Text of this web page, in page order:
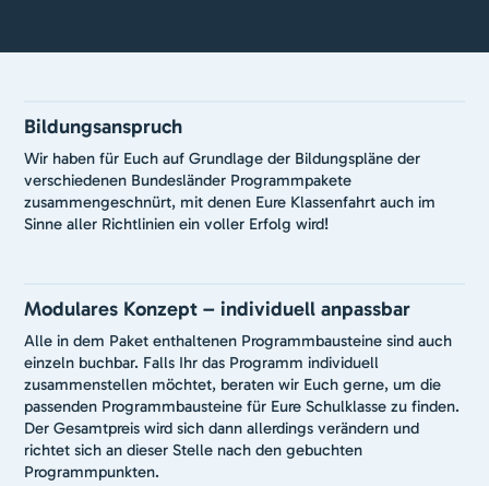
Bildungsanspruch
Wir haben für Euch auf Grundlage der Bildungspläne der
verschiedenen Bundesländer Programmpakete
zusammengeschnürt, mit denen Eure Klassenfahrt auch im
Sinne aller Richtlinien ein voller Erfolg wird!
Modulares Konzept – individuell anpassbar
Alle in dem Paket enthaltenen Programmbausteine sind auch
einzeln buchbar. Falls Ihr das Programm individuell
zusammenstellen möchtet, beraten wir Euch gerne, um die
passenden Programmbausteine für Eure Schulklasse zu finden.
Der Gesamtpreis wird sich dann allerdings verändern und
richtet sich an dieser Stelle nach den gebuchten
Programmpunkten.